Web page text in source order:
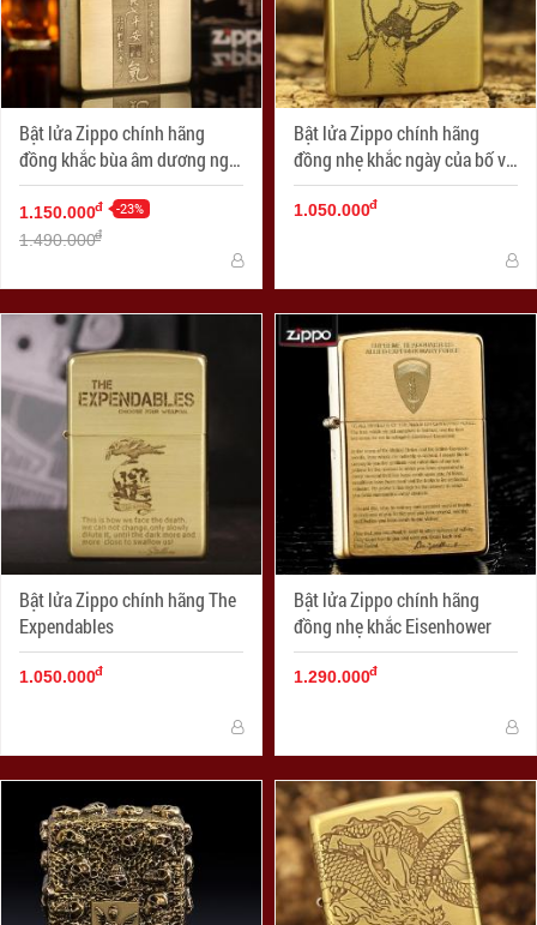
Bật lửa Zippo chính hãng
đồng khắc bùa âm dương ngũ
hành
1.150.000đ -23%
1.490.000đ
Bật lửa Zippo chính hãng
đồng nhẹ khắc ngày của bố vô
cùng ý nghĩa
1.050.000đ
Bật lửa Zippo chính hãng The
Expendables
1.050.000đ
Bật lửa Zippo chính hãng
đồng nhẹ khắc Eisenhower
1.290.000đ